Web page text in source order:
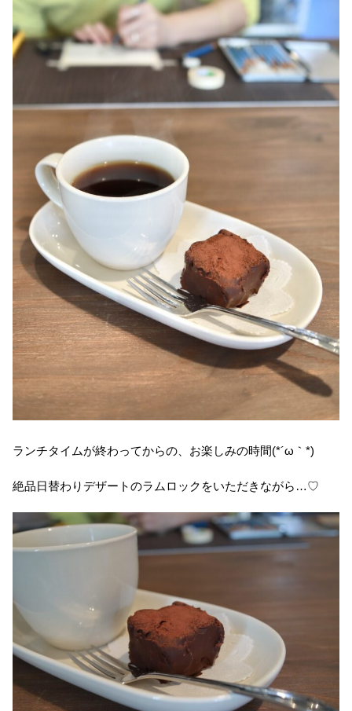
ランチタイムが終わってからの、お楽しみの時間(*´ω｀*)
絶品日替わりデザートのラムロックをいただきながら…♡